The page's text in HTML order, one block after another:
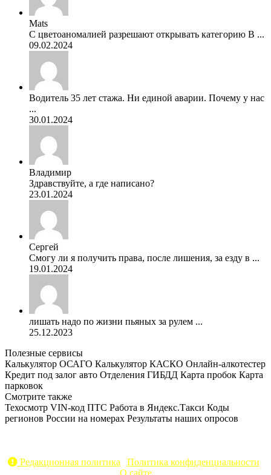
Mats
С цветоаномалией разрешают открывать категорию В ...
09.02.2024
Водитель 35 лет стажа. Ни единой аварии. Почему у нас
...
30.01.2024
Владимир
Здравствуйте, а где написано?
23.01.2024
Сергей
Смогу ли я получить права, после лишения, за езду в ...
19.01.2024
лишать надо по жизни пьяных за рулем ...
25.12.2023
Полезные сервисы
Калькулятор ОСАГО Калькулятор КАСКО Онлайн-алкотестер
Кредит под залог авто Отделения ГИБДД Карта пробок Карта
парковок
Смотрите также
Техосмотр VIN-код ПТС Работа в Яндекс.Такси Коды
регионов России на номерах Результаты наших опросов
Редакционная политика
Политика конфиденциальности
О сайте